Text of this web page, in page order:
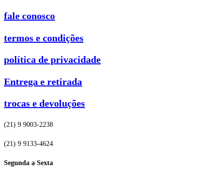
fale conosco
termos e condições
política de privacidade
Entrega e retirada
trocas e devoluções
(21) 9 9003-2238
(21) 9 9133-4624
Segunda a Sexta